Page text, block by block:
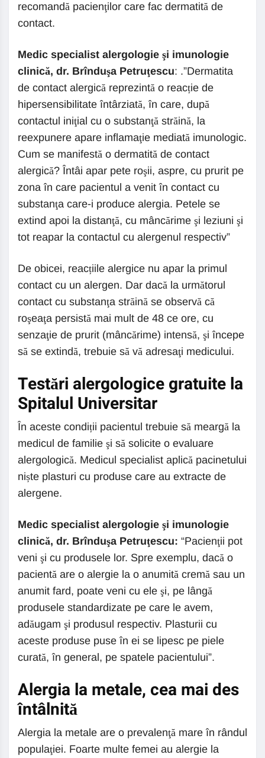
recomandă pacienţilor care fac dermatită de
contact.
Medic specialist alergologie şi imunologie
clinică, dr. Brînduşa Petruţescu: .”Dermatita
de contact alergică reprezintă o reacție de
hipersensibilitate întârziată, în care, după
contactul iniţial cu o substanţă străină, la
reexpunere apare inflamaţie mediată imunologic.
Cum se manifestă o dermatită de contact
alergică? Întâi apar pete roşii, aspre, cu prurit pe
zona în care pacientul a venit în contact cu
substanţa care-i produce alergia. Petele se
extind apoi la distanţă, cu mâncărime şi leziuni şi
tot reapar la contactul cu alergenul respectiv”
De obicei, reacțiile alergice nu apar la primul
contact cu un alergen. Dar dacă la următorul
contact cu substanţa străină se observă că
roşeaţa persistă mai mult de 48 ce ore, cu
senzaţie de prurit (mâncărime) intensă, şi începe
să se extindă, trebuie să vă adresaţi medicului.
Testări alergologice gratuite la
Spitalul Universitar
În aceste condiții pacientul trebuie să meargă la
medicul de familie şi să solicite o evaluare
alergologică. Medicul specialist aplică pacinetului
niște plasturi cu produse care au extracte de
alergene.
Medic specialist alergologie şi imunologie
clinică, dr. Brînduşa Petruţescu: “Pacienţii pot
veni şi cu produsele lor. Spre exemplu, dacă o
pacientă are o alergie la o anumită cremă sau un
anumit fard, poate veni cu ele şi, pe lângă
produsele standardizate pe care le avem,
adăugam şi produsul respectiv. Plasturii cu
aceste produse puse în ei se lipesc pe piele
curată, în general, pe spatele pacientului”.
Alergia la metale, cea mai des
întâlnită
Alergia la metale are o prevalenţă mare în rândul
populaţiei. Foarte multe femei au alergie la